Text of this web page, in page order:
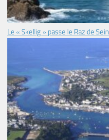
Le « Skellig » passe le Raz de Sein